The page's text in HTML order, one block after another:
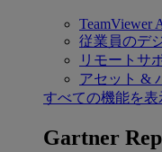
TeamViewer
従業員のデ
リモートサ
アセット &
すべての機能を表
Gartner